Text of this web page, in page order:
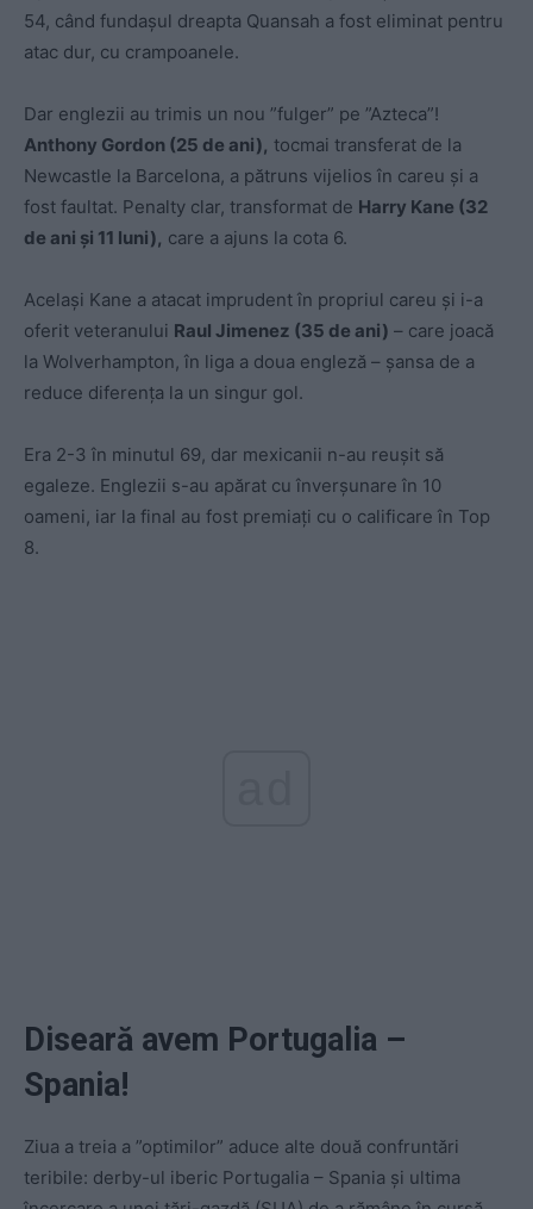
54, când fundașul dreapta Quansah a fost eliminat pentru
atac dur, cu crampoanele.
Dar englezii au trimis un nou ”fulger” pe ”Azteca”!
Anthony Gordon (25 de ani), tocmai transferat de la
Newcastle la Barcelona, a pătruns vijelios în careu și a
fost faultat. Penalty clar, transformat de Harry Kane (32
de ani și 11 luni), care a ajuns la cota 6.
Același Kane a atacat imprudent în propriul careu și i-a
oferit veteranului Raul Jimenez (35 de ani) – care joacă
la Wolverhampton, în liga a doua engleză – șansa de a
reduce diferența la un singur gol.
Era 2-3 în minutul 69, dar mexicanii n-au reușit să
egaleze. Englezii s-au apărat cu înverșunare în 10
oameni, iar la final au fost premiați cu o calificare în Top
8.
Diseară avem Portugalia –
Spania!
Ziua a treia a ”optimilor” aduce alte două confruntări
teribile: derby-ul iberic Portugalia – Spania și ultima